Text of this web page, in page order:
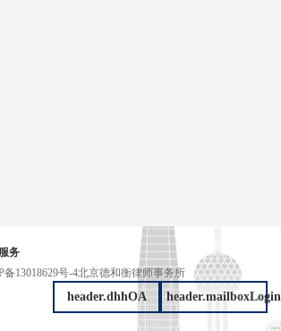
务
备13018629号-4北京德和衡律师事务所
header.dhhOA header.mailboxLogin